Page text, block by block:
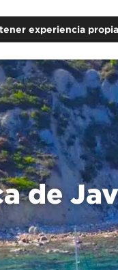
experiencia propia
de